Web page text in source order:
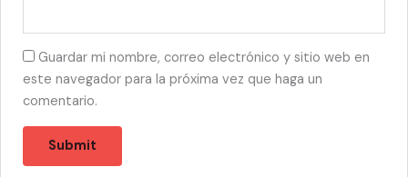
Guardar mi nombre, correo electrónico y sitio web en
este navegador para la próxima vez que haga un
comentario.